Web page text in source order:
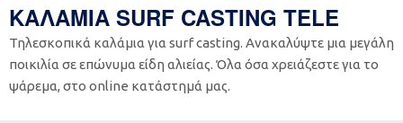
ΚΑΛΑΜΙΑ SURF CASTING TELE
Τηλεσκοπικά καλάμια για surf casting. Ανακαλύψτε μια μεγάλη
ποικιλία σε επώνυμα είδη αλιείας. Όλα όσα χρειάζεστε για το
ψάρεμα, στο online κατάστημά μας.